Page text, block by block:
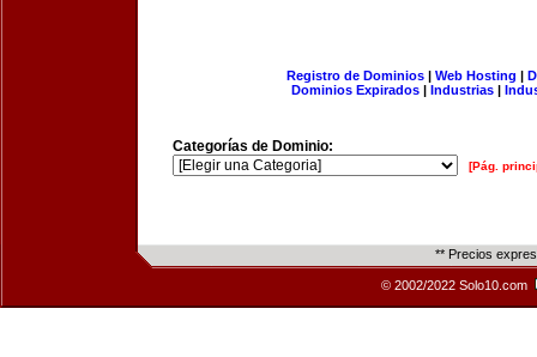
Registro de Dominios| Web Hosting |
Dominios Expirados | Industrias |
Categorías de Dominio:
[Pág.
** Precios
© 2002/2022 Solo10.com